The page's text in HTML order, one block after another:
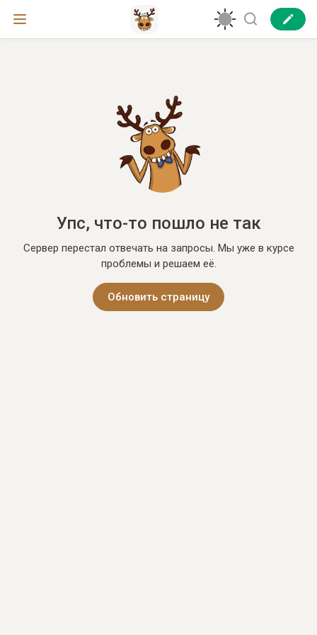
Упс, что-то пошло не так
Сервер перестал отвечать на запросы. Мы уже в курсе
проблемы и решаем её.
Обновить страницу